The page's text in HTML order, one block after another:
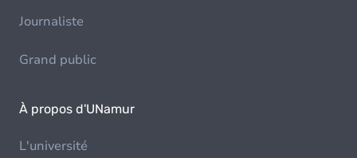
Journaliste
Grand public
À propos d'UNamur
L'université